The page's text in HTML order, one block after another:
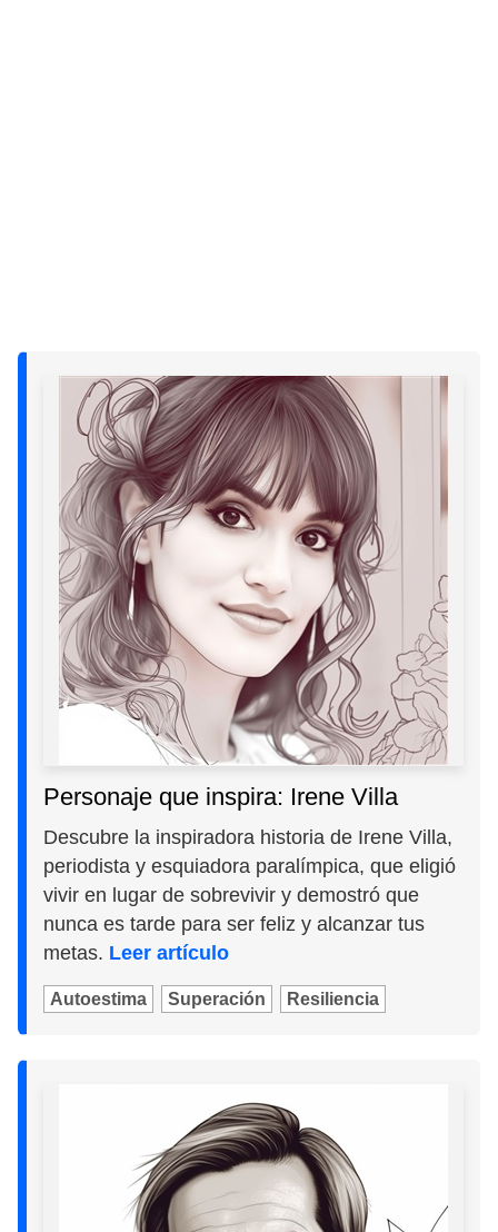
Personaje que inspira: Irene Villa
Descubre la inspiradora historia de Irene Villa,
periodista y esquiadora paralímpica, que eligió
vivir en lugar de sobrevivir y demostró que
nunca es tarde para ser feliz y alcanzar tus
metas. Leer artículo
Autoestima Superación Resiliencia